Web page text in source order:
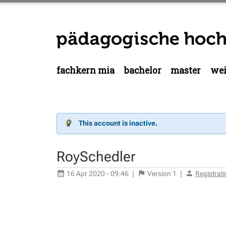
fachkern mia bachelor master
This account is inactive.
RoySchedler
16 Apr 2020 - 09:46 | Version 1 |